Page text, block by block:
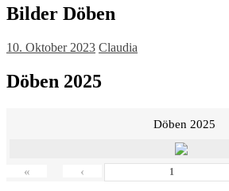
Bilder Döben
10. Oktober 2023 Claudia
Döben 2025
Döben 2025
« ‹